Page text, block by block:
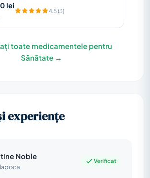
lei
4.5 (3)
toate medicamentele pentru
Sănătate →
experiențe
Noble
Verificat